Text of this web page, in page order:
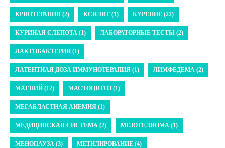
КРИОТЕРАПИЯ (2) КСИЛИТ (1) КУРЕНИЕ (22)
КУРИНАЯ СЛЕПОТА (1) ЛАБОРАТОРНЫЕ ТЕСТЫ (2)
ЛАКТОБАКТЕРИИ (1)
ЛАТЕНТНАЯ ДОЗА ИММУНОТЕРАПИЯ (1) ЛИМФЕДЕМА (2)
МАГНИЙ (12) МАСТОЦИТОЗ (1)
МЕГАБЛАСТНАЯ АНЕМИЯ (1)
МЕДИЦИНСКАЯ СИСТЕМА (2) МЕЗОТЕЛИОМА (1)
МЕНОПАУЗА (3) МЕТИЛИРОВАНИЕ (4)